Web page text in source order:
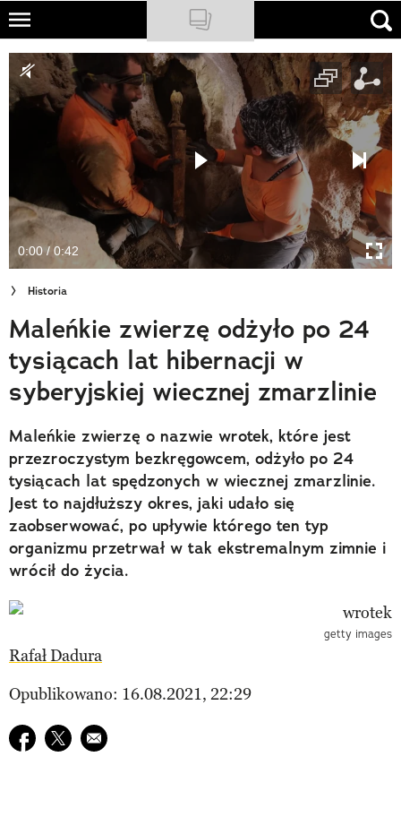
Skip
main
content
NATIONAL GEOGRAPHIC
TRAVELER
PODCASTY
Newsletter
Cuda Polski
Wielki Konkurs Fotograficzny
Trendbook Podróżniczy
Polecane
0:00 / 0:42
Historia
Maleńkie zwierzę odżyło po 24
tysiącach lat hibernacji w
syberyjskiej wiecznej zmarzlinie
Maleńkie zwierzę o nazwie wrotek, które jest
przezroczystym bezkręgowcem, odżyło po 24
tysiącach lat spędzonych w wiecznej zmarzlinie.
Jest to najdłuższy okres, jaki udało się
zaobserwować, po upływie którego ten typ
organizmu przetrwał w tak ekstremalnym zimnie i
wrócił do życia.
getty images
Rafał Dadura
Opublikowano: 16.08.2021, 22:29
Udostępnij na facebook
Udostępnij na twitter
E-mail do przyjaciela